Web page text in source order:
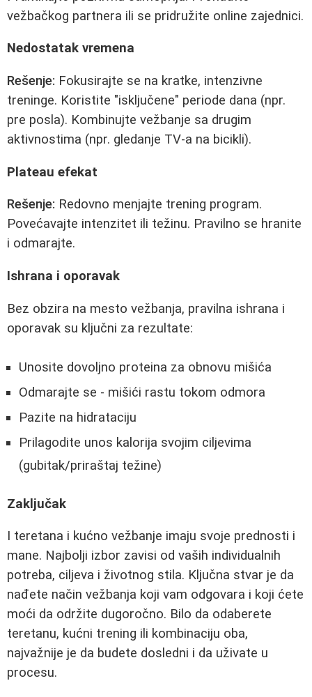
vežbačkog partnera ili se pridružite online zajednici.
Nedostatak vremena
Rešenje: Fokusirajte se na kratke, intenzivne
treninge. Koristite "isključene" periode dana (npr.
pre posla). Kombinujte vežbanje sa drugim
aktivnostima (npr. gledanje TV-a na bicikli).
Plateau efekat
Rešenje: Redovno menjajte trening program.
Povećavajte intenzitet ili težinu. Pravilno se hranite
i odmarajte.
Ishrana i oporavak
Bez obzira na mesto vežbanja, pravilna ishrana i
oporavak su ključni za rezultate:
Unosite dovoljno proteina za obnovu mišića
Odmarajte se - mišići rastu tokom odmora
Pazite na hidrataciju
Prilagodite unos kalorija svojim ciljevima
(gubitak/priraštaj težine)
Zaključak
I teretana i kućno vežbanje imaju svoje prednosti i
mane. Najbolji izbor zavisi od vaših individualnih
potreba, ciljeva i životnog stila. Ključna stvar je da
nađete način vežbanja koji vam odgovara i koji ćete
moći da održite dugoročno. Bilo da odaberete
teretanu, kućni trening ili kombinaciju oba,
najvažnije je da budete dosledni i da uživate u
procesu.